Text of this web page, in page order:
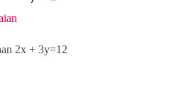
2x + 3y=12